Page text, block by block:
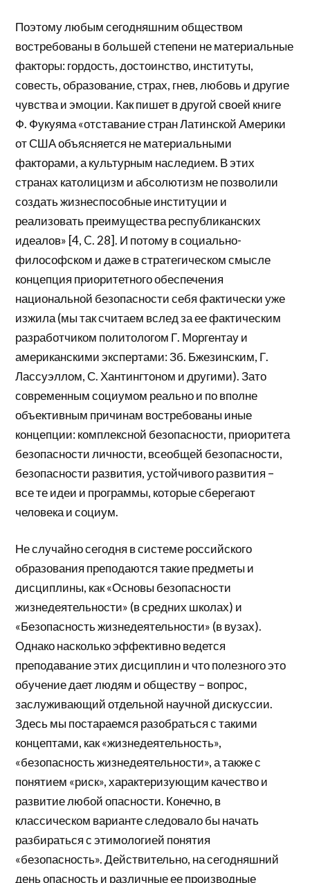
Поэтому любым сегодняшним обществом
востребованы в большей степени не материальные
факторы: гордость, достоинство, институты,
совесть, образование, страх, гнев, любовь и другие
чувства и эмоции. Как пишет в другой своей книге
Ф. Фукуяма «отставание стран Латинской Америки
от США объясняется не материальными
факторами, а культурным наследием. В этих
странах католицизм и абсолютизм не позволили
создать жизнеспособные институции и
реализовать преимущества республиканских
идеалов» [4, C. 28]. И потому в социально-
философском и даже в стратегическом смысле
концепция приоритетного обеспечения
национальной безопасности себя фактически уже
изжила (мы так считаем вслед за ее фактическим
разработчиком политологом Г. Моргентау и
американскими экспертами: Зб. Бжезинским, Г.
Лассуэллом, С. Хантингтоном и другими). Зато
современным социумом реально и по вполне
объективным причинам востребованы иные
концепции: комплексной безопасности, приоритета
безопасности личности, всеобщей безопасности,
безопасности развития, устойчивого развития –
все те идеи и программы, которые сберегают
человека и социум.
Не случайно сегодня в системе российского
образования преподаются такие предметы и
дисциплины, как «Основы безопасности
жизнедеятельности» (в средних школах) и
«Безопасность жизнедеятельности» (в вузах).
Однако насколько эффективно ведется
преподавание этих дисциплин и что полезного это
обучение дает людям и обществу – вопрос,
заслуживающий отдельной научной дискуссии.
Здесь мы постараемся разобраться с такими
концептами, как «жизнедеятельность»,
«безопасность жизнедеятельности», а также с
понятием «риск», характеризующим качество и
развитие любой опасности. Конечно, в
классическом варианте следовало бы начать
разбираться с этимологией понятия
«безопасность». Действительно, на сегодняшний
день опасность и различные ее производные